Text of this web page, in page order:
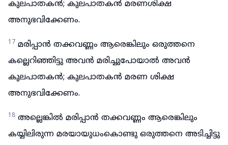
കുലപാതകൻ; കുലപാതകൻ മരണശിക്ഷ
അനുഭവിക്കേണം.
17 മരിപ്പാൻ തക്കവണ്ണം ആരെങ്കിലും ഒരുത്തനെ
കല്ലെറിഞ്ഞിട്ടു അവൻ മരിച്ചുപോയാൽ അവൻ
കുലപാതകൻ; കുലപാതകൻ മരണ ശിക്ഷ
അനുഭവിക്കേണം.
18 അല്ലെങ്കിൽ മരിപ്പാൻ തക്കവണ്ണം ആരെങ്കിലും
കയ്യിലിരുന്ന മരയായുധംകൊണ്ടു ഒരുത്തനെ അടിച്ചിട്ടു